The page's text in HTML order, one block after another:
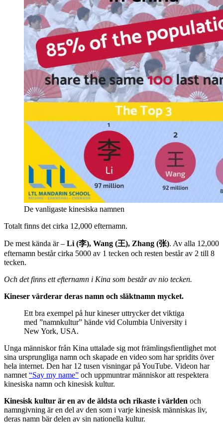
De vanligaste kinesiska namnen
Totalt finns det cirka 12,000 efternamn.
De mest kända är – Li (李), Wang (王), Zhang (张). Av alla 12,000
efternamn består cirka 5000 av 1 tecken och resten består av 2 till 8
tecken.
Och det finns ett efternamn i Kina som består av nio tecken.
Kineser värderar deras namn och släktnamn mycket.
Ett bra exempel på hur kineser uttrycker det viktiga
med ”namnkultur” hände vid Columbia University i
New York, USA.
Unga människor från Kina uttalade sig mot främlingsfientlighet mot
sina ursprungliga namn och skapade en video som har spridits över
hela internet. Den har 12 tusen visningar på YouTube. Videon har
namnet “Say my name” och uppmuntrar människor att respektera
kinesiska namn och kinesisk kultur.
Kinesisk kultur är en av de äldsta och rikaste i världen och
namngivning är en del av den som i varje kinesisk människas liv,
deras namn bär delen av sin nationella kultur.